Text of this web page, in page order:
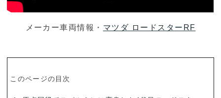
メーカー車両情報・ マツダ ロードスターRF
このページの目次